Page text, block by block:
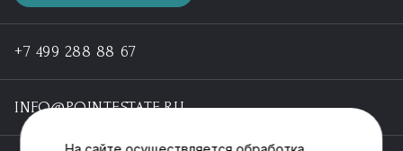
+7 499 288 88 67
INFO@POINTESTATE.RU